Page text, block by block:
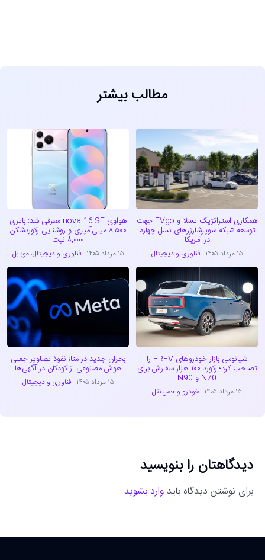
مطالب بیشتر
همکاری استراتژیک تسلا و EVgo جهت
توسعه شبکه سوپرشارژرهای نسل چهارم
در آمریکا
۱۵ مرداد ۱۴۰۵ فناوری و دیجیتال
هواوی nova 16 SE معرفی شد: باتری
۸,۵۰۰ میلی‌آمپری و روشنایی رکوردشکن
۸,۰۰۰ نیت
۱۵ مرداد ۱۴۰۵ فناوری و دیجیتال،موبایل
شیائومی بازار خودروهای EREV را
تصاحب کرد؛ رکورد ۱۰۰ هزار سفارش برای
N70 و N90
۱۵ مرداد ۱۴۰۵ خودرو و حمل نقل
بحران جدید در متا؛ نفوذ تصاویر جعلی
هوش مصنوعی از کودکان در آگهی‌ها
۱۵ مرداد ۱۴۰۵ فناوری و دیجیتال
دیدگاهتان را بنویسید
برای نوشتن دیدگاه باید وارد بشوید.